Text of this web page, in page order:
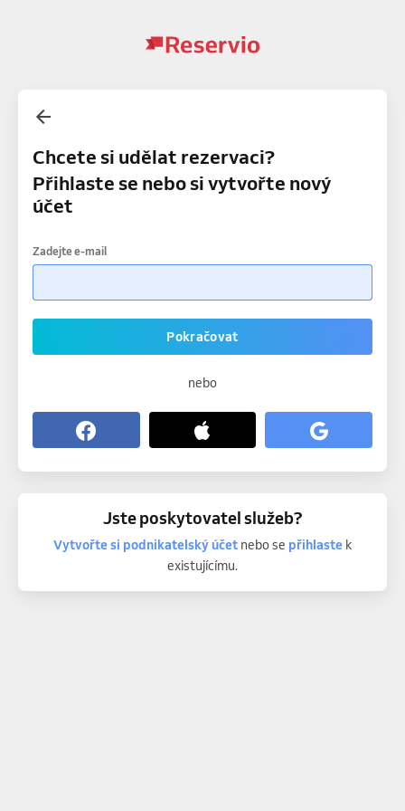
Chcete si udělat rezervaci?
Přihlaste se nebo si vytvořte nový
účet
Zadejte e-mail
Pokračovat
nebo
Jste poskytovatel služeb?
Vytvořte si podnikatelský účetnebo se přihlastek
existujícímu.